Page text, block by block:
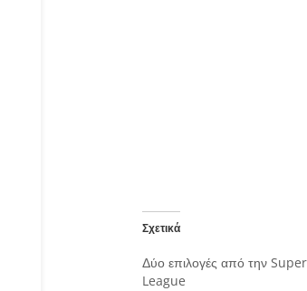
Σχετικά
Δύο επιλογές από την Super
League